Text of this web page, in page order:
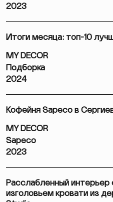
2023
Итоги месяца: топ-10
MY DECOR
Подборка
2024
Кофейня Sapeco в
MY DECOR
Sapeco
2023
Расслабленный
изголовьем кровати из